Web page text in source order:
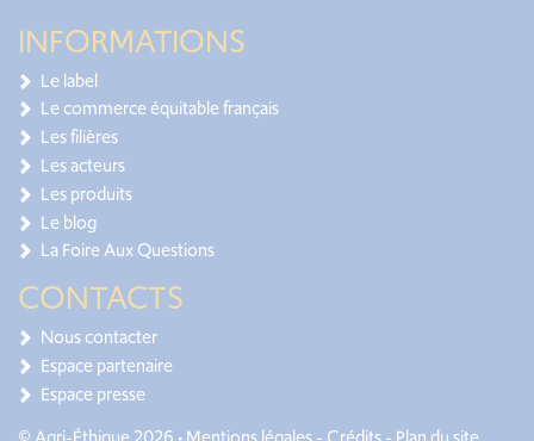
INFORMATIONS
Le label
Le commerce équitable français
Les filières
Les acteurs
Les produits
Le blog
La Foire Aux Questions
CONTACTS
Nous contacter
Espace partenaire
Espace presse